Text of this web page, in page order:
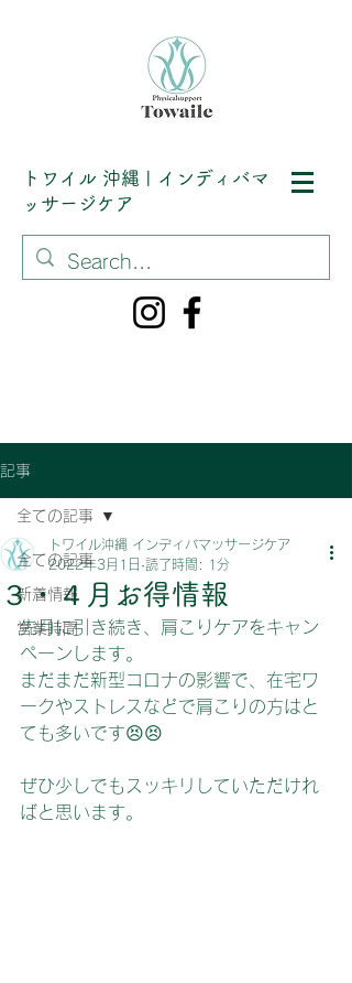
トワイル 沖縄 | インディバマ
ッサージケア
記事
全ての記事
新着情報
営業時間
全ての記事
３・４月お得情報
トワイル沖縄 インディバマッサージケア
2022年3月1日 読了時間: 1分
先月に引き続き、肩こりケアをキャン
ペーンします。
まだまだ新型コロナの影響で、在宅ワ
ークやストレスなどで肩こりの方はと
ても多いです😣😣
ぜひ少しでもスッキリしていただけれ
ばと思います。